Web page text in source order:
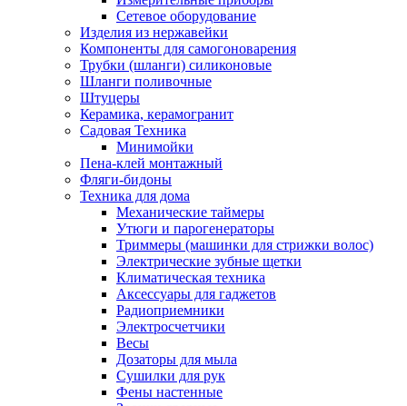
Сетевое оборудование
Изделия из нержавейки
Компоненты для самогоноварения
Трубки (шланги) силиконовые
Шланги поливочные
Штуцеры
Керамика, керамогранит
Садовая Техника
Минимойки
Пена-клей монтажный
Фляги-бидоны
Техника для дома
Механические таймеры
Утюги и парогенераторы
Триммеры (машинки для стрижки волос)
Электрические зубные щетки
Климатическая техника
Аксессуары для гаджетов
Радиоприемники
Электросчетчики
Весы
Дозаторы для мыла
Сушилки для рук
Фены настенные